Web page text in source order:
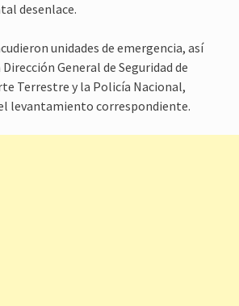
desenlace.
unidades de emergencia, así
General de Seguridad de
Terrestre y la Policía Nacional,
levantamiento correspondiente.